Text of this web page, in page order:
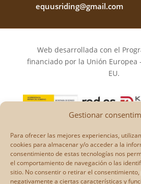
Gestionar
Para ofrecer las mejores experiencias,
cookies para almacenar y/o acceder a la
consentimiento de estas tecnologías nos
el comportamiento de navegación o las
sitio. No consentir o retirar el
negativamente a ciertas características y
equusriding@gmail.com
Web desarrollada con el
financiado por la Unión Europea
EU.
web son únicamente los del
reflejan necesariamente los de la
Comisión
Ni la Unión Europea ni la